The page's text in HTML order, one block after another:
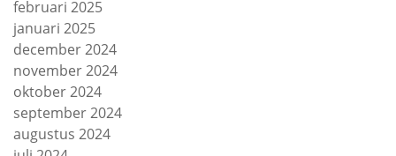
februari 2025
januari 2025
december 2024
november 2024
oktober 2024
september 2024
augustus 2024